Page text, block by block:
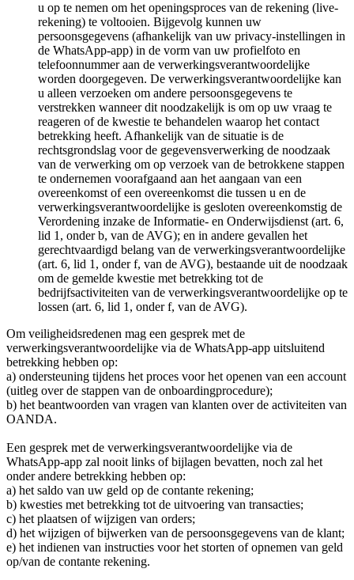
u op te nemen om het openingsproces van de rekening (live-
rekening) te voltooien. Bijgevolg kunnen uw
persoonsgegevens (afhankelijk van uw privacy-instellingen in
de WhatsApp-app) in de vorm van uw profielfoto en
telefoonnummer aan de verwerkingsverantwoordelijke
worden doorgegeven. De verwerkingsverantwoordelijke kan
u alleen verzoeken om andere persoonsgegevens te
verstrekken wanneer dit noodzakelijk is om op uw vraag te
reageren of de kwestie te behandelen waarop het contact
betrekking heeft. Afhankelijk van de situatie is de
rechtsgrondslag voor de gegevensverwerking de noodzaak
van de verwerking om op verzoek van de betrokkene stappen
te ondernemen voorafgaand aan het aangaan van een
overeenkomst of een overeenkomst die tussen u en de
verwerkingsverantwoordelijke is gesloten overeenkomstig de
Verordening inzake de Informatie- en Onderwijsdienst (art. 6,
lid 1, onder b, van de AVG); en in andere gevallen het
gerechtvaardigd belang van de verwerkingsverantwoordelijke
(art. 6, lid 1, onder f, van de AVG), bestaande uit de noodzaak
om de gemelde kwestie met betrekking tot de
bedrijfsactiviteiten van de verwerkingsverantwoordelijke op te
lossen (art. 6, lid 1, onder f, van de AVG).
Om veiligheidsredenen mag een gesprek met de
verwerkingsverantwoordelijke via de WhatsApp-app uitsluitend
betrekking hebben op:
a) ondersteuning tijdens het proces voor het openen van een account
(uitleg over de stappen van de onboardingprocedure);
b) het beantwoorden van vragen van klanten over de activiteiten van
OANDA.
Een gesprek met de verwerkingsverantwoordelijke via de
WhatsApp-app zal nooit links of bijlagen bevatten, noch zal het
onder andere betrekking hebben op:
a) het saldo van uw geld op de contante rekening;
b) kwesties met betrekking tot de uitvoering van transacties;
c) het plaatsen of wijzigen van orders;
d) het wijzigen of bijwerken van de persoonsgegevens van de klant;
e) het indienen van instructies voor het storten of opnemen van geld
op/van de contante rekening.